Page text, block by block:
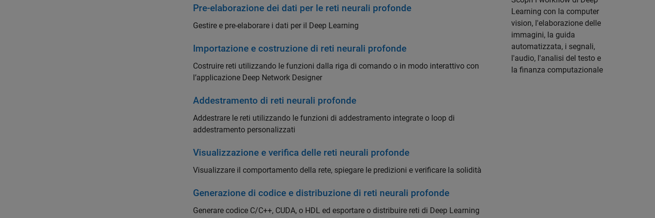
Pre-elaborazione dei dati per le reti neurali profonde
Gestire e pre-elaborare i dati per il Deep Learning
Importazione e costruzione di reti neurali profonde
Costruire reti utilizzando le funzioni dalla riga di comando o in modo interattivo con
l’applicazione Deep Network Designer
Addestramento di reti neurali profonde
Addestrare le reti utilizzando le funzioni di addestramento integrate o loop di
addestramento personalizzati
Visualizzazione e verifica delle reti neurali profonde
Visualizzare il comportamento della rete, spiegare le predizioni e verificare la solidità
Generazione di codice e distribuzione di reti neurali profonde
Generare codice C/C++, CUDA, o HDL ed esportare o distribuire reti di Deep Learning
Learning con la computer
vision, l'elaborazione delle
immagini, la guida
automatizzata, i segnali,
l'audio, l'analisi del testo e
la finanza computazionale